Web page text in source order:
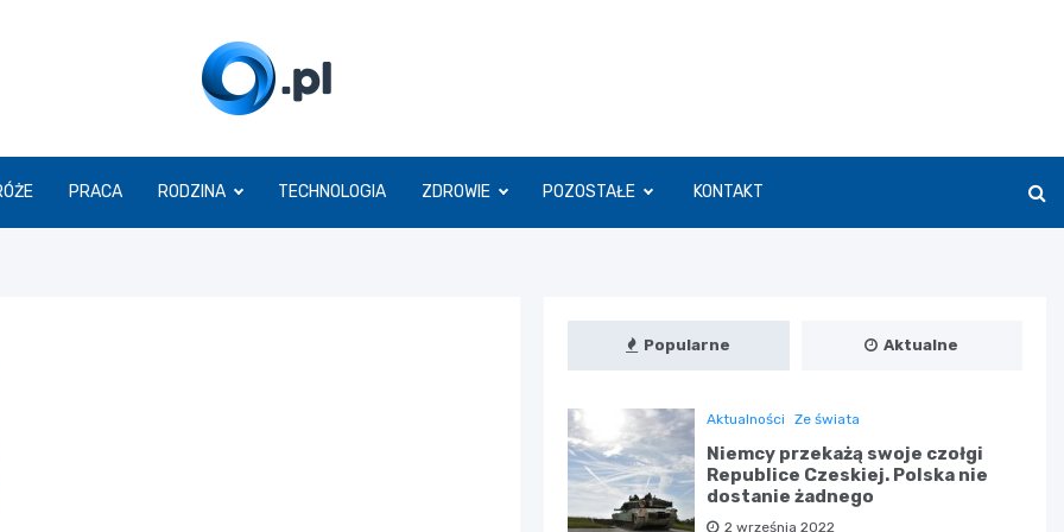
O.pl
PRACA RODZINA TECHNOLOGIA ZDROWIE POZOSTAŁE KONTAKT
Popularne Aktualne
Aktualności Ze świata
Niemcy przekażą swoje czołgi
Republice Czeskiej. Polska nie
dostanie żadnego
2 września 2022